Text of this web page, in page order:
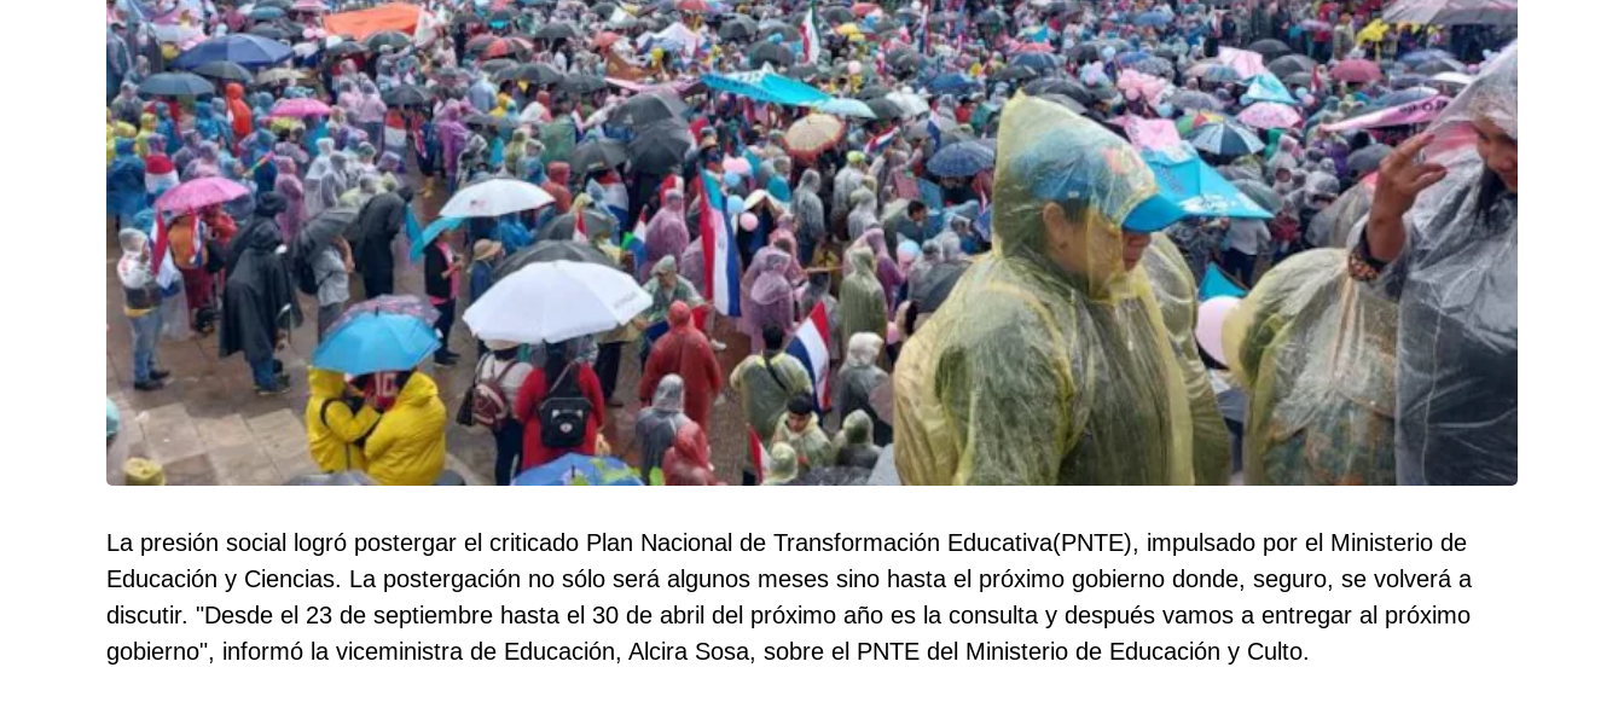
La presión social logró postergar el criticado Plan Nacional de Transformación Educativa(PNTE), impulsado por el Ministerio de
Educación y Ciencias. La postergación no sólo será algunos meses sino hasta el próximo gobierno donde, seguro, se volverá a
discutir. "Desde el 23 de septiembre hasta el 30 de abril del próximo año es la consulta y después vamos a entregar al próximo
gobierno", informó la viceministra de Educación, Alcira Sosa, sobre el PNTE del Ministerio de Educación y Culto.